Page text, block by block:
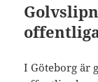
I Göteborg är